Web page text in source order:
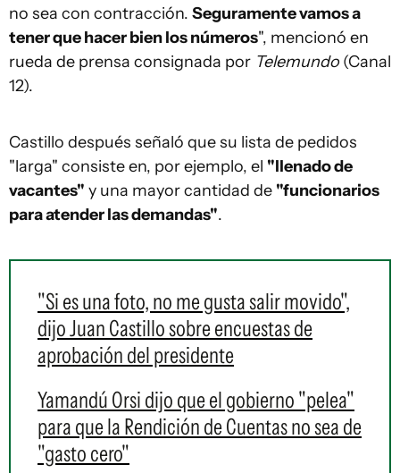
no sea con contracción. Seguramente vamos a
tener que hacer bien los números", mencionó en
rueda de prensa consignada por Telemundo (Canal
12).
Castillo después señaló que su lista de pedidos
"larga" consiste en, por ejemplo, el "llenado de
vacantes" y una mayor cantidad de "funcionarios
para atender las demandas".
"Si es una foto, no me gusta salir movido",
dijo Juan Castillo sobre encuestas de
aprobación del presidente
Yamandú Orsi dijo que el gobierno "pelea"
para que la Rendición de Cuentas no sea de
"gasto cero"